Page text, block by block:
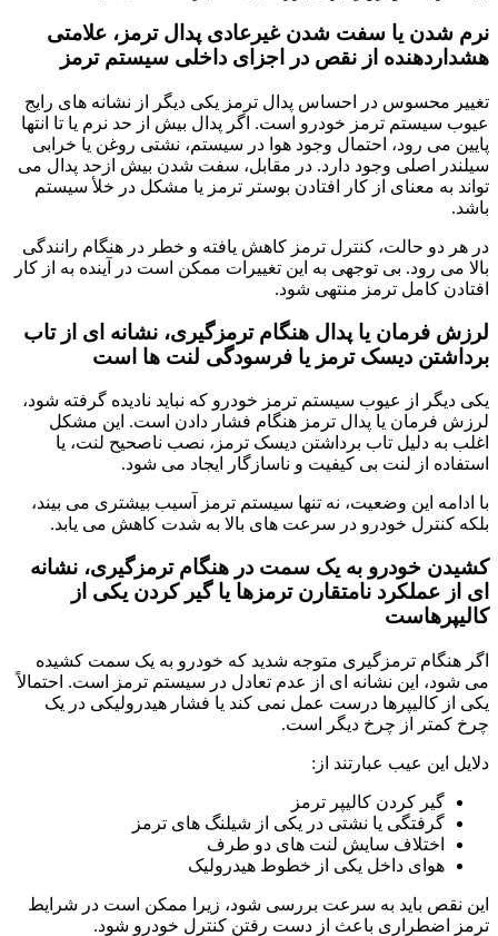
نرم شدن یا سفت شدن غیرعادی پدال ترمز، علامتی
هشداردهنده از نقص در اجزای داخلی سیستم ترمز
تغییر محسوس در احساس پدال ترمز یکی دیگر از نشانه های رایج
عیوب سیستم ترمز خودرو است. اگر پدال بیش از حد نرم یا تا انتها
پایین می رود، احتمال وجود هوا در سیستم، نشتی روغن یا خرابی
سیلندر اصلی وجود دارد. در مقابل، سفت شدن بیش ازحد پدال می
تواند به معنای از کار افتادن بوستر ترمز یا مشکل در خلأ سیستم
باشد.
در هر دو حالت، کنترل ترمز کاهش یافته و خطر در هنگام رانندگی
بالا می رود. بی توجهی به این تغییرات ممکن است در آینده به از کار
افتادن کامل ترمز منتهی شود.
لرزش فرمان یا پدال هنگام ترمزگیری، نشانه ای از تاب
برداشتن دیسک ترمز یا فرسودگی لنت ها است
یکی دیگر از عیوب سیستم ترمز خودرو که نباید نادیده گرفته شود،
لرزش فرمان یا پدال ترمز هنگام فشار دادن است. این مشکل
اغلب به دلیل تاب برداشتن دیسک ترمز، نصب ناصحیح لنت، یا
استفاده از لنت بی کیفیت و ناسازگار ایجاد می شود.
با ادامه این وضعیت، نه تنها سیستم ترمز آسیب بیشتری می بیند،
بلکه کنترل خودرو در سرعت های بالا به شدت کاهش می یابد.
کشیدن خودرو به یک سمت در هنگام ترمزگیری، نشانه
ای از عملکرد نامتقارن ترمزها یا گیر کردن یکی از
کالیپرهاست
اگر هنگام ترمزگیری متوجه شدید که خودرو به یک سمت کشیده
می شود، این نشانه ای از عدم تعادل در سیستم ترمز است. احتمالاً
یکی از کالیپرها درست عمل نمی کند یا فشار هیدرولیکی در یک
چرخ کمتر از چرخ دیگر است.
دلایل این عیب عبارتند از:
گیر کردن کالیپر ترمز
گرفتگی یا نشتی در یکی از شیلنگ های ترمز
اختلاف سایش لنت های دو طرف
هوای داخل یکی از خطوط هیدرولیک
این نقص باید به سرعت بررسی شود، زیرا ممکن است در شرایط
ترمز اضطراری باعث از دست رفتن کنترل خودرو شود.